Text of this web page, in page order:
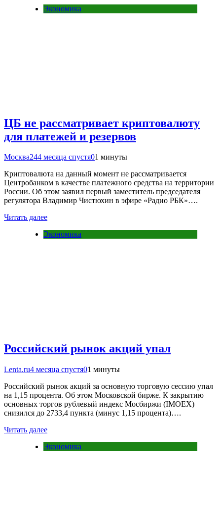
Экономика
ЦБ не рассматривает криптовалюту
для платежей и резервов
Москва244 месяца спустя01 минуты
Криптовалюта на данный момент не рассматривается
Центробанком в качестве платежного средства на территории
России. Об этом заявил первый заместитель председателя
регулятора Владимир Чистюхин в эфире «Радио РБК»….
Читать далее
Экономика
Российский рынок акций упал
Lenta.ru4 месяца спустя01 минуты
Российский рынок акций за основную торговую сессию упал
на 1,15 процента. Об этом Московской бирже. К закрытию
основных торгов рублевый индекс Мосбиржи (IMOEX)
снизился до 2733,4 пункта (минус 1,15 процента)….
Читать далее
Экономика